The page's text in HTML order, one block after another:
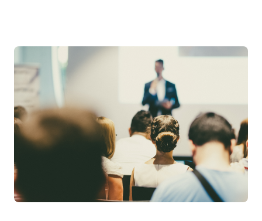
attraverso una piattaforma europea dedicata. Ampio spazio
anche al racconto di esperienze imprenditoriali concrete. In
particolare, è stata condivisa la testimonianza di Paolo Ganis,
CEO di Vitesy, realtà nata a Pordenone che in otto anni ha
costruito un percorso di crescita internazionale fondato su
innovazione, capacità di esecuzione e visione
imprenditoriale. Vitesy rappresenta un esempio concreto di
come una startup deep tech possa crescere, scalare e
competere sui mercati globali, partendo da un territorio e
valorizzando competenze, tecnologie e opportunità offerte
dagli ecosistemi dell’innovazione. Creare le condizioni perché
altre imprese possano intraprendere percorsi di crescita
simili è una delle sfide che Area Science Park intende
contribuire a raccogliere, rafforzando il proprio ruolo a